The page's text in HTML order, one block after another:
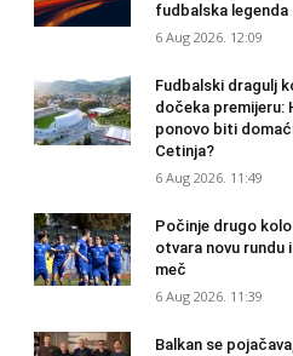
fudbalska legenda
6 Aug 2026. 12:09
Fudbalski dragulj
dočeka premijeru:
ponovo biti
Cetinja?
6 Aug 2026. 11:49
Počinje drugo kolo
otvara novu rundu
meč
6 Aug 2026. 11:39
Balkan se